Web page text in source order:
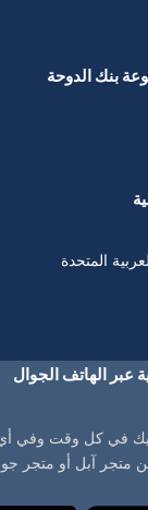
بنك الدوحة
المتحدة
عبر الهاتف الجوال
في كل وقت وفي
متجر آبل أو متجر